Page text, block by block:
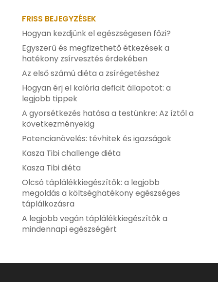
FRISS BEJEGYZÉSEK
Hogyan kezdjünk el egészségesen főzi?
Egyszerű és megfizethető étkezések a
hatékony zsírvesztés érdekében
Az első számú diéta a zsírégetéshez
Hogyan érj el kalória deficit állapotot: a
legjobb tippek
A gyorsétkezés hatása a testünkre: Az íztől a
következményekig
Potencianövelés: tévhitek és igazságok
Kasza Tibi challenge diéta
Kasza Tibi diéta
Olcsó táplálékkiegészítők: a legjobb
megoldás a költséghatékony egészséges
táplálkozásra
A legjobb vegán táplálékkiegészítők a
mindennapi egészségért